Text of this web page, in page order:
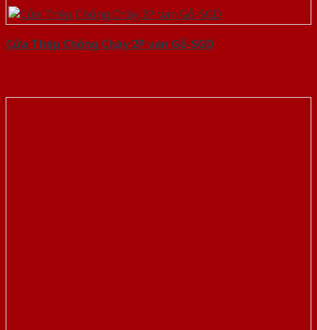
Cửa Thép Chống Cháy 2P van Gỗ-SGD